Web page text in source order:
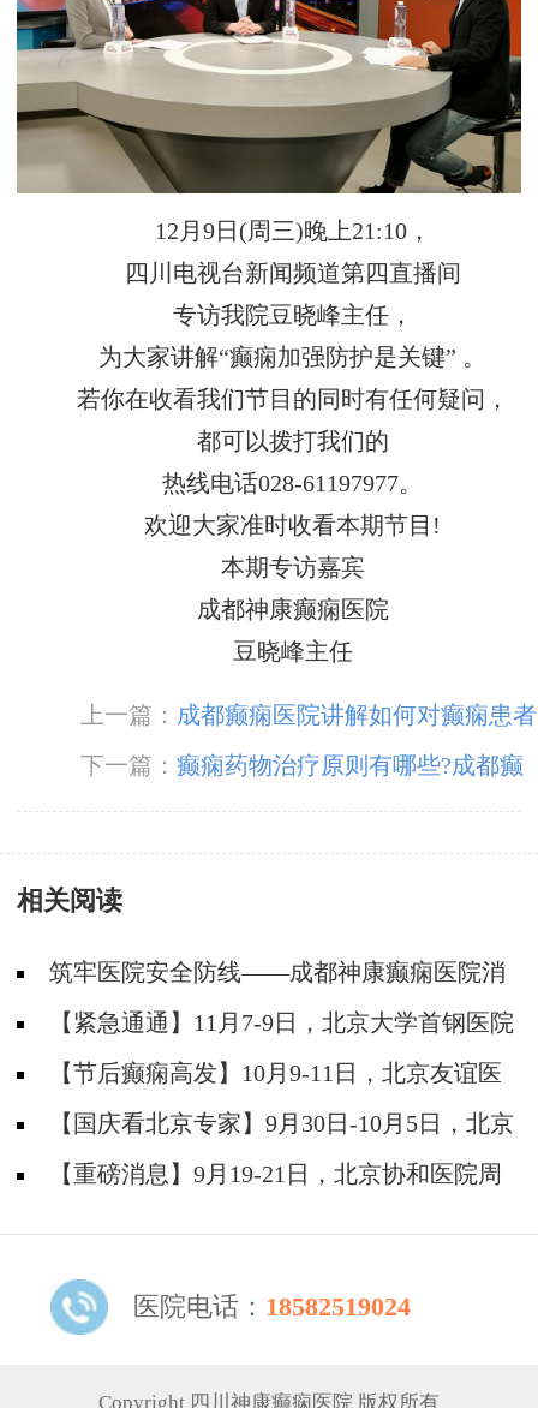
12月9日(周三)晚上21:10，
四川电视台新闻频道第四直播间
专访我院豆晓峰主任，
为大家讲解“癫痫加强防护是关键” 。
若你在收看我们节目的同时有任何疑问，
都可以拨打我们的
热线电话028-61197977。
欢迎大家准时收看本期节目!
本期专访嘉宾
成都神康癫痫医院
豆晓峰主任
上一篇： 成都癫痫医院讲解如何对癫痫患者
进行急救?
下一篇：癫痫药物治疗原则有哪些?成都癫
痫病医院专家解答!
相关阅读
筑牢医院安全防线——成都神康癫痫医院消
防安全培训纪实
【紧急通通】11月7-9日，北京大学首钢医院
神经内科胡颖教授亲临成都会诊，破解癫痫疑难
【节后癫痫高发】10月9-11日，北京友谊医
院陈葵博士免费会诊+治疗援助，破解癫痫难
题！
【国庆看北京专家】9月30日-10月5日，北京
天坛&首钢医院两大专家蓉城亲诊+癫痫大额救
【重磅消息】9月19-21日，北京协和医院周
医院电话： 18582519024
Copyright 四川神康癫痫医院 版权所有